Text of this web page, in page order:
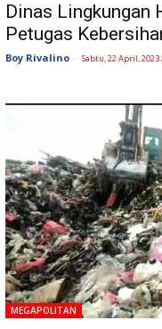
Dinas Lingkungan
Petugas
Boy Rivalino - Sabtu, 22 April, 2023
MEGAPOLITAN